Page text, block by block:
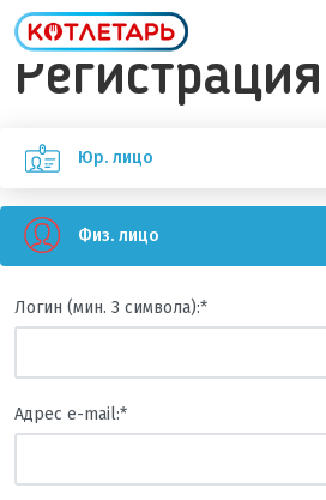
Регистрация
Юр. лицо
Физ. лицо
Логин (мин. 3 символа):*
Адрес e-mail:*